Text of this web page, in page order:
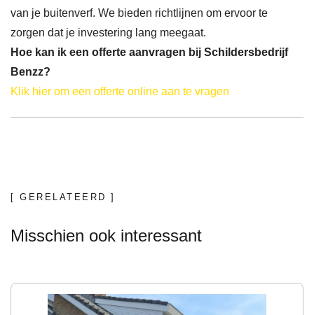
van je buitenverf. We bieden richtlijnen om ervoor te
zorgen dat je investering lang meegaat.
Hoe kan ik een offerte aanvragen bij Schildersbedrijf
Benzz?
Klik hier om een offerte online aan te vragen
[ GERELATEERD ]
Misschien ook interessant